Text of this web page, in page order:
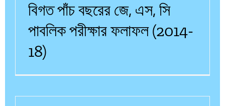
বিগত পাঁচ বছরের জে, এস, সি
পাবলিক পরীক্ষার ফলাফল (2014-
18)